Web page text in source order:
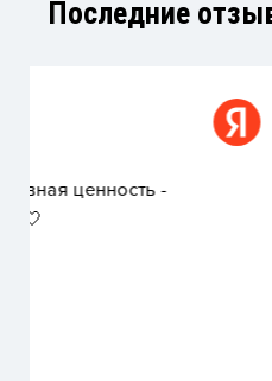
Последние
Наталья
Мой сын ходит в
разных стилях.
занятиями и
себя график
абонементу.
оптимальные
внутренние